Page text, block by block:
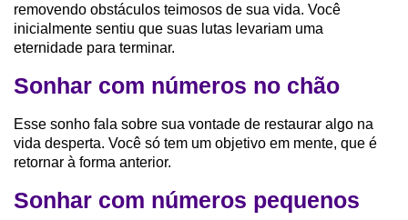
removendo obstáculos teimosos de sua vida. Você
inicialmente sentiu que suas lutas levariam uma
eternidade para terminar.
Sonhar com números no chão
Esse sonho fala sobre sua vontade de restaurar algo na
vida desperta. Você só tem um objetivo em mente, que é
retornar à forma anterior.
Sonhar com números pequenos